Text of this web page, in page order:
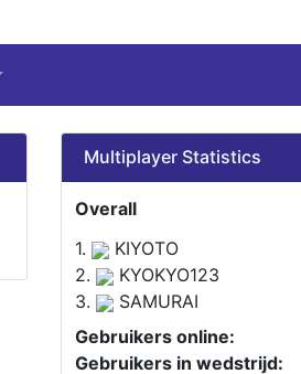
Multiplayer Statistics
Overall
1.
KIYOTO
2.
KYOKYO123
3.
SAMURAI
Gebruikers online:
Gebruikers in wedstrijd: